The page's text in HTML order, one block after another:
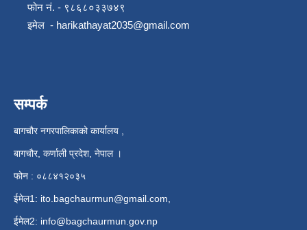
फोन नं. - ९८६८०३३७४९
इमेल - harikathayat2035@gmail.com
सम्पर्क
बागचौर नगरपालिकाको कार्यालय ,
बागचौर, कर्णाली प्रदेश, नेपाल ।
फोन : ०८८४१२०३५
ईमेल1: ito.bagchaurmun@gmail.com
ईमेल2: info@bagchaurmun.gov.np